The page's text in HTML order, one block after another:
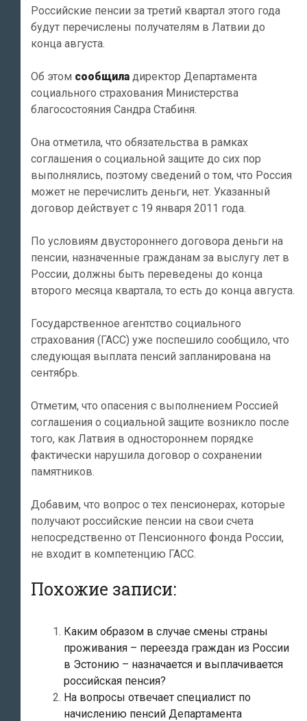
Российские пенсии за третий квартал этого года
будут перечислены получателям в Латвии до
конца августа.
Об этом сообщила директор Департамента
социального страхования Министерства
благосостояния Сандра Стабиня.
Она отметила, что обязательства в рамках
соглашения о социальной защите до сих пор
выполнялись, поэтому сведений о том, что Россия
может не перечислить деньги, нет. Указанный
договор действует с 19 января 2011 года.
По условиям двустороннего договора деньги на
пенсии, назначенные гражданам за выслугу лет в
России, должны быть переведены до конца
второго месяца квартала, то есть до конца августа.
Государственное агентство социального
страхования (ГАСС) уже поспешило сообщило, что
следующая выплата пенсий запланирована на
сентябрь.
Отметим, что опасения с выполнением Россией
соглашения о социальной защите возникло после
того, как Латвия в одностороннем порядке
фактически нарушила договор о сохранении
памятников.
Добавим, что вопрос о тех пенсионерах, которые
получают российские пенсии на свои счета
непосредственно от Пенсионного фонда России,
не входит в компетенцию ГАСС.
Похожие записи:
Каким образом в случае смены страны
проживания – переезда граждан из России
в Эстонию – назначается и выплачивается
российская пенсия?
На вопросы отвечает специалист по
начислению пенсий Департамента